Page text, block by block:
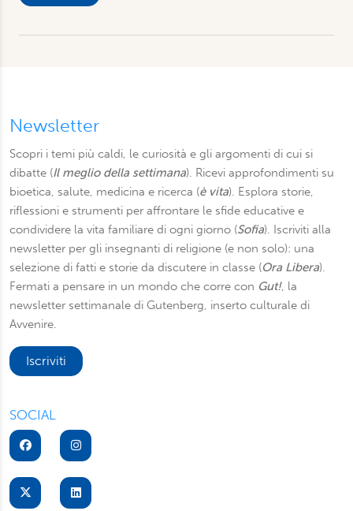
presente in ogni pagina del nostro sito. Per maggior
informazioni sul trattamento dei suoi dati visiti la nostra
informativa privacyecookie policy.
Newsletter
Scopri i temi più caldi, le curiosità e gli argomenti di cui si
dibatte (Il meglio della settimana). Ricevi approfondimenti su
bioetica, salute, medicina e ricerca (è vita). Esplora storie,
riflessioni e strumenti per affrontare le sfide educative e
condividere la vita familiare di ogni giorno (Sofia). Iscriviti alla
newsletter per gli insegnanti di religione (e non solo): una
selezione di fatti e storie da discutere in classe (Ora Libera).
Fermati a pensare in un mondo che corre con Gut!, la
newsletter settimanale di Gutenberg, inserto culturale di
Avvenire.
Iscriviti
SOCIAL